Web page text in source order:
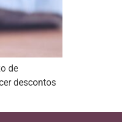
de
descontos